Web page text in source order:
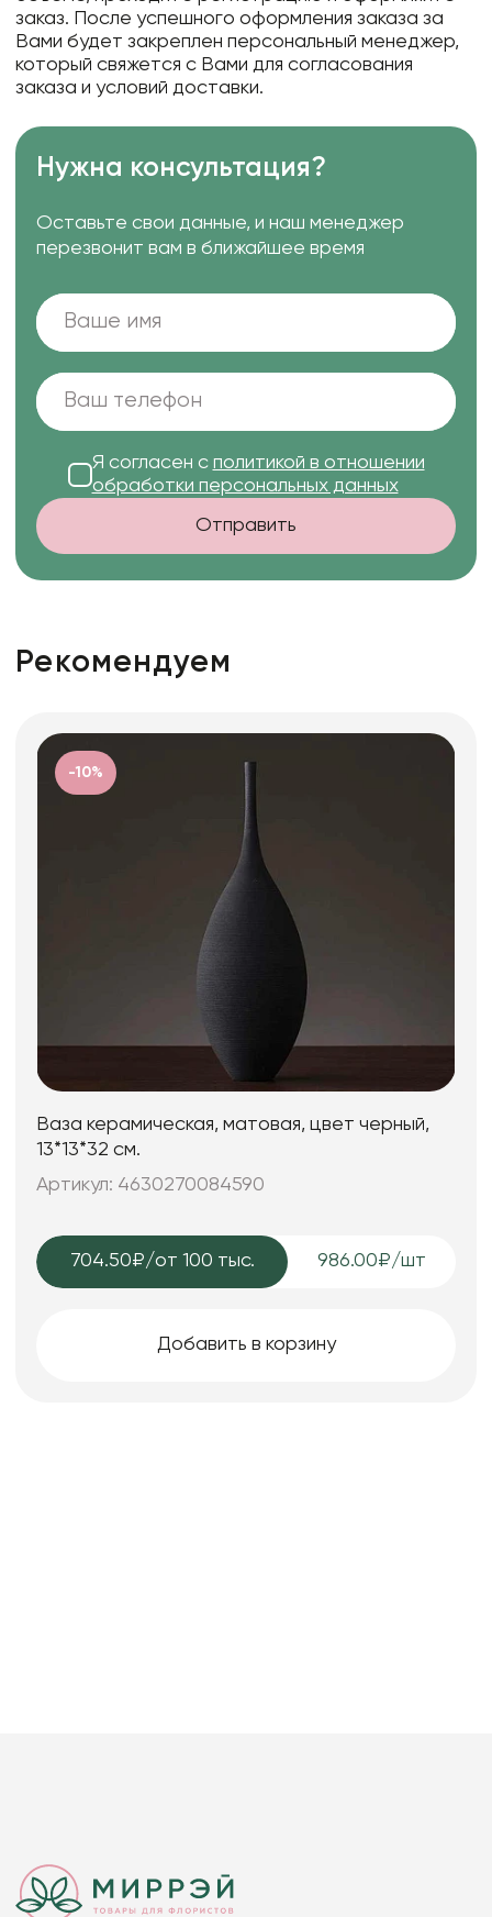
заказ. После успешного оформления заказа за
Вами будет закреплен персональный менеджер,
который свяжется с Вами для согласования
заказа и условий доставки.
Нужна консультация?
Оставьте свои данные, и наш менеджер
перезвонит вам в ближайшее время
Я согласен с политикой в отношении
обработки персональных данных
Отправить
Рекомендуем
-10%
Ваза керамическая, матовая, цвет черный,
13*13*32 см.
Артикул: 4630270084590
704.50₽/от 100 тыс. 986.00₽/шт
Добавить в корзину